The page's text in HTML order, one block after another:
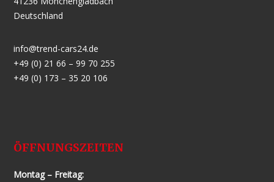
Deutschland
info@trend-cars24.de
+49 (0) 21 66 – 99 70 255
+49 (0) 173 – 35 20 106
ÖFFNUNGSZEITEN
Montag – Freitag: